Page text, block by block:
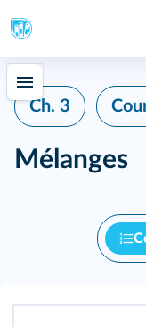
Ch. 3
Mélanges